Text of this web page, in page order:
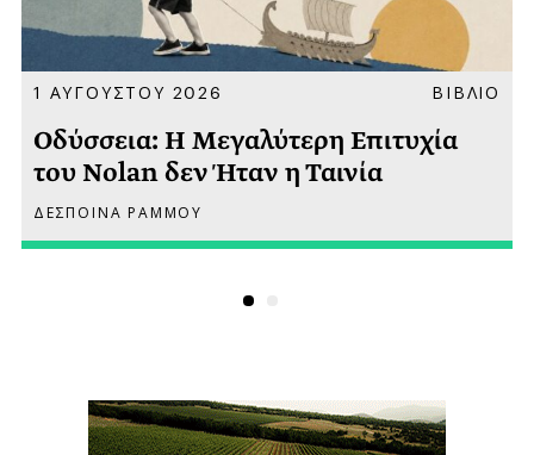
1 ΑΥΓΟΥΣΤΟΥ 2026 ΒΙΒΛΙΟ
Οδύσσεια: Η Μεγαλύτερη Επιτυχία
του Nolan δεν Ήταν η Ταινία
ΔΕΣΠΟΙΝΑ ΡΑΜΜΟΥ